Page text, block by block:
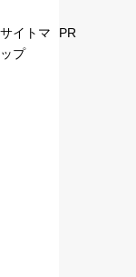
サイトマ
ップ
PR